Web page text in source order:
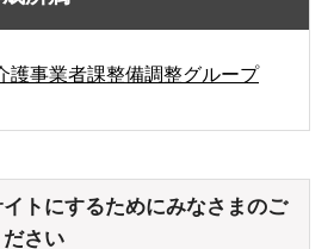
護事業者課整備調整グループ
トにするためにみなさまのご
さい